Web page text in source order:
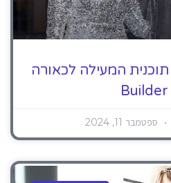
המעילה לכאורה
ספטמבר 11, 2024